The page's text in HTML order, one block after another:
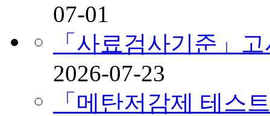
07-01
「사료검사기준」
2026-07-23
「메탄저감제 테스